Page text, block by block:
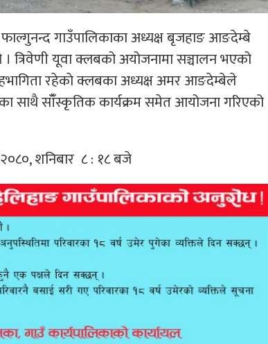
गाउँपालिकाका अध्यक्ष बृजहाङ आङदेम्बे
त्रिवेणी यूवा क्लबको अयोजनामा सञ्चालन भएको
रहेकाे क्लबका अध्यक्ष अमर आङदेम्बेले
साथै साँँस्कृतिक कार्यक्रम समेत आयोजना गरिएको
शनिबार ८ : १८ बजे